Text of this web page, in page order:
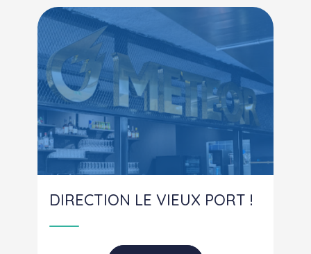
DIRECTION LE VIEUX PORT !